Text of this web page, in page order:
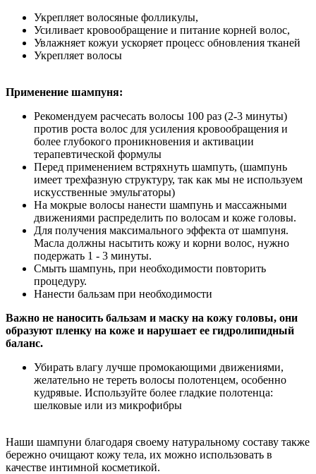
Укрепляет волосяные фолликулы,
Усиливает кровообращение и питание корней волос,
Увлажняет кожуи ускоряет процесс обновления тканей
Укрепляет волосы
Применение шампуня:
Рекомендуем расчесать волосы 100 раз (2-3 минуты)
против роста волос для усиления кровообращения и
более глубокого проникновения и активации
терапевтической формулы
Перед применением встряхнуть шампуть, (шампунь
имеет трехфазную структуру, так как мы не используем
искусственные эмульгаторы)
На мокрые волосы нанести шампунь и массажными
движениями распределить по волосам и коже головы.
Для получения максимального эффекта от шампуня.
Масла должны насытить кожу и корни волос, нужно
подержать 1 - 3 минуты.
Смыть шампунь, при необходимости повторить
процедуру.
Нанести бальзам при необходимости
Важно не наносить бальзам и маску на кожу головы, они
образуют пленку на коже и нарушает ее гидролипидный
баланс.
Убирать влагу лучше промокающими движениями,
желательно не тереть волосы полотенцем, особенно
кудрявые. Используйте более гладкие полотенца:
шелковые или из микрофибры
Наши шампуни благодаря своему натуральному составу также
бережно очищают кожу тела, их можно использовать в
качестве интимной косметикой.